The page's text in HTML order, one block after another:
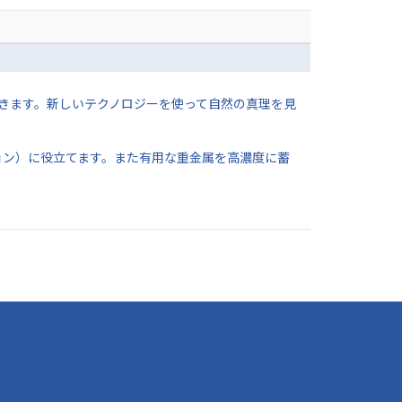
す。新しいテクノロジーを使って自然の真理を見
）に役立てます。また有用な重金属を高濃度に蓄